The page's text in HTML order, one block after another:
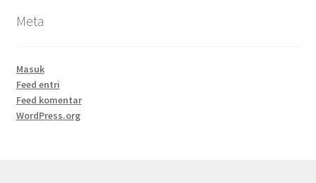
Meta
Masuk
Feed entri
Feed komentar
WordPress.org